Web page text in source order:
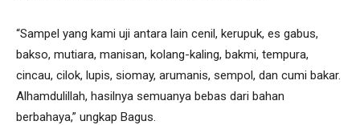
“Sampel yang kami uji antara lain cenil, kerupuk, es gabus,
bakso, mutiara, manisan, kolang-kaling, bakmi, tempura,
cincau, cilok, lupis, siomay, arumanis, sempol, dan cumi bakar.
Alhamdulillah, hasilnya semuanya bebas dari bahan
berbahaya,” ungkap Bagus.